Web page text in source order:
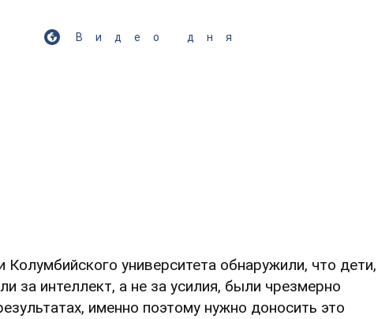
Видео дня
Колумбийского университета обнаружили, что дети,
за интеллект, а не за усилия, были чрезмерно
именно поэтому нужно доносить это